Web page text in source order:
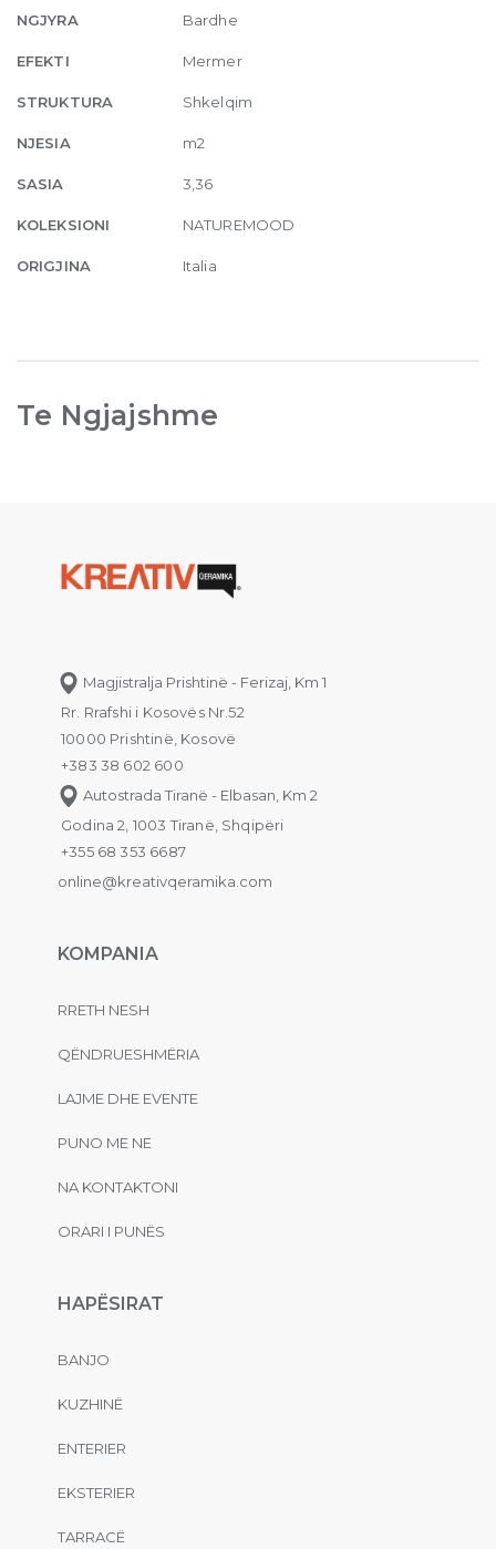
NGJYRA Bardhe
EFEKTI Mermer
STRUKTURA Shkelqim
NJESIA m2
SASIA 3,36
KOLEKSIONI NATUREMOOD
ORIGJINA Italia
Te Ngjajshme
Magjistralja Prishtinë - Ferizaj, Km 1
Rr. Rrafshi i Kosovës Nr.52
10000 Prishtinë, Kosovë
+383 38 602 600
Autostrada Tiranë - Elbasan, Km 2
Godina 2, 1003 Tiranë, Shqipëri
+355 68 353 6687
online@kreativqeramika.com
KOMPANIA
RRETH NESH
QËNDRUESHMËRIA
LAJME DHE EVENTE
PUNO ME NE
NA KONTAKTONI
ORARI I PUNËS
HAPËSIRAT
BANJO
KUZHINË
ENTERIER
EKSTERIER
TARRACË